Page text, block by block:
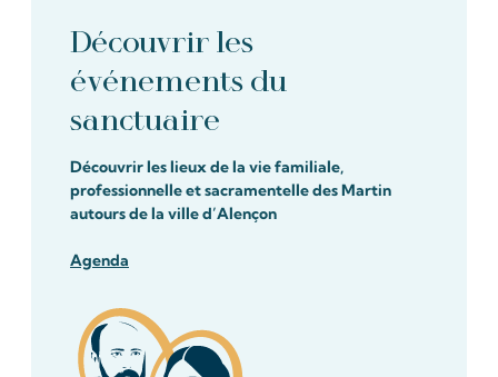
Découvrir les
événements du
sanctuaire
Découvrir les lieux de la vie familiale,
professionnelle et sacramentelle des Martin
autours de la ville d’Alençon
Agenda